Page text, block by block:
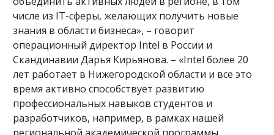
числе из IT-сферы, желающих получить новые
знания в области бизнеса», – говорит
операционный директор Intel в России и
Скандинавии Дарья Кирьянова. – «Intel более 20
лет работает в Нижегородской области и все это
время активно способствует развитию
профессиональных навыков студентов и
разработчиков, например, в рамках нашей